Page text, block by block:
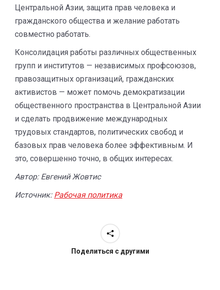
Центральной Азии, защита прав человека и
гражданского общества и желание работать
совместно работать.
Консолидация работы различных общественных
групп и институтов — независимых профсоюзов,
правозащитных организаций, гражданских
активистов — может помочь демократизации
общественного пространства в Центральной Азии
и сделать продвижение международных
трудовых стандартов, политических свобод и
базовых прав человека более эффективным. И
это, совершенно точно, в общих интересах.
Автор: Евгений Жовтис
Источник: Рабочая политика
Поделиться с другими